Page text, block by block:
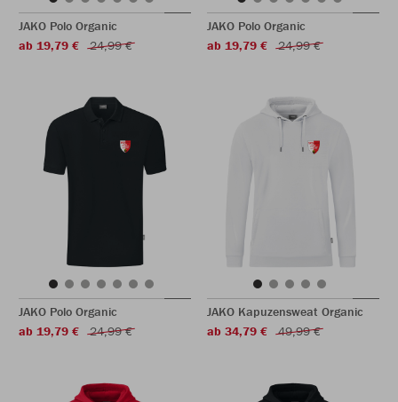
JAKO Polo Organic
ab 19,79 €
24,99 €
JAKO Polo Organic
ab 19,79 €
24,99 €
JAKO Polo Organic
ab 19,79 €
24,99 €
JAKO Kapuzensweat Organic
ab 34,79 €
49,99 €